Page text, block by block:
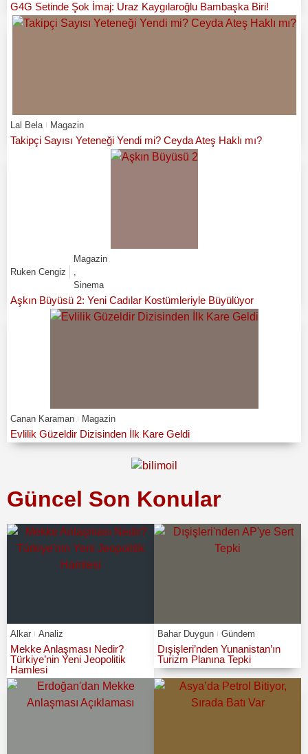
G4G Setinde Şok İmaj: Uraz Kaygılaroğlu Bambaşka Biri!
Lal Bela Magazin
Takipçi Sayısı Yeteneği Yendi mi? Ceyda Ateş Haklı mı?
Ruken Cengiz
Magazin
,
Sinema
Aşkın Büyüsü 2: Yeni Cadılar Kostümleriyle Büyülüyor
Canan Karaman Magazin
Evlilik Güzeldir Dizisinden İlk Kare Geldi
Güncel Son Konular
Alkar Analiz
Mekke Anlaşması Nedir?
Türkiye’nin Yeni Jeopolitik
Hamlesi
Bahar Duygun Gündem
Dışişleri’nden Yunanistan’ın
Turizm Planına Tepki